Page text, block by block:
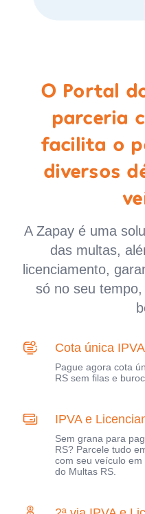
O Portal
parceria
facilita o
diversos
A Zapay é uma
das multas,
licenciamento,
só no seu
Cota única
Pague agora cota
RS sem filas e
IPVA e
Sem grana para
RS? Parcele tudo
com seu veículo
do Multas RS.